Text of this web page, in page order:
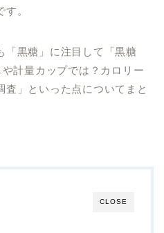
。
「黒糖」に注目して「黒糖
計量カップでは？カロリー
査」といった点についてまと
CLOSE